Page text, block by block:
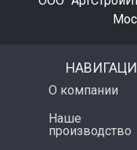
О компании
Наше
производство